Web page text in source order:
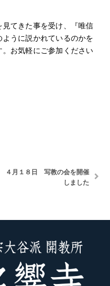
てきた事を受け、『唯信
うに説かれているのかを
お気軽にご参加ください
４月１８日 写教の会を開催
しました